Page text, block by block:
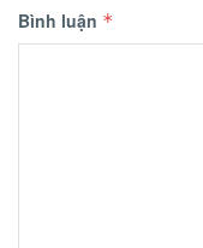
Bình luận *